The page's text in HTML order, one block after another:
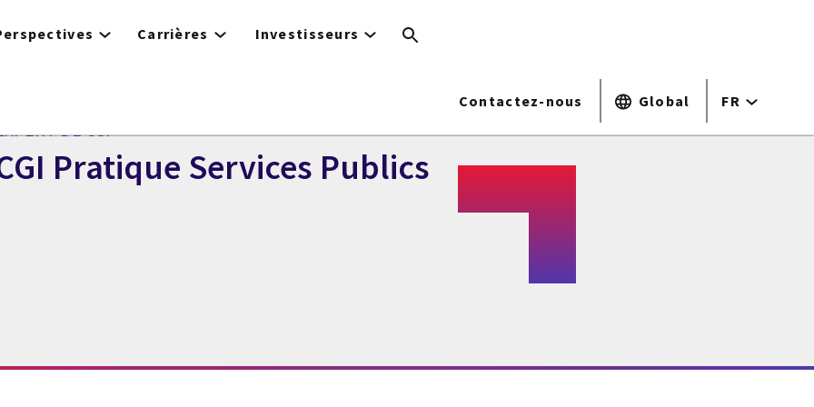
Carrières Investisseurs
Contactez-nous Global FR
DE CGI
Pratique Services Publics